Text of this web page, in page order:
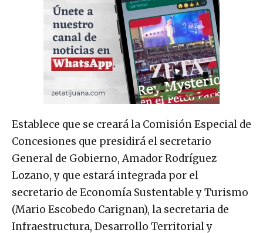
Establece que se creará la Comisión Especial de
Concesiones que presidirá el secretario
General de Gobierno, Amador Rodríguez
Lozano, y que estará integrada por el
secretario de Economía Sustentable y Turismo
(Mario Escobedo Carignan), la secretaria de
Infraestructura, Desarrollo Territorial y